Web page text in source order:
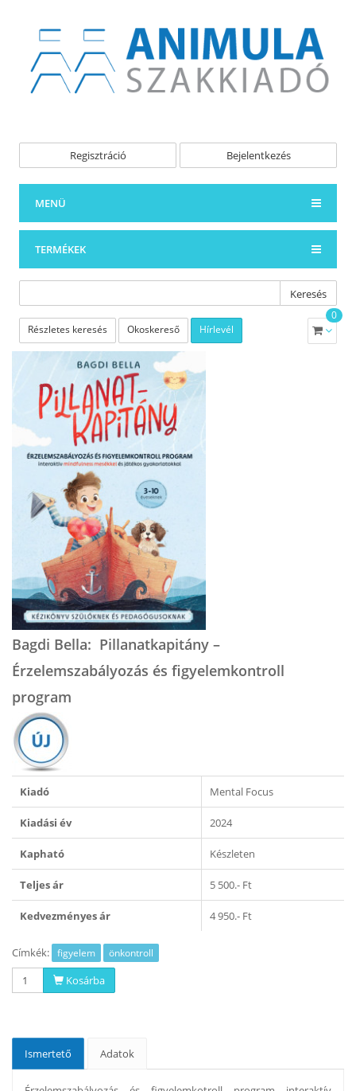
Regisztráció Bejelentkezés
MENÜ
TERMÉKEK
Keresés
Részletes keresés Okoskereső Hírlevél
0
Bagdi Bella: Pillanatkapitány –
Érzelemszabályozás és figyelemkontroll
program
Kiadó Mental Focus
Kiadási év 2024
Kapható Készleten
Teljes ár 5 500.- Ft
Kedvezményes ár 4 950.- Ft
Címkék: figyelem önkontroll
Kosárba
Ismertető Adatok